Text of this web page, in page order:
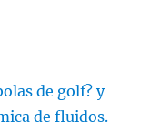
de golf? y
de fluidos.